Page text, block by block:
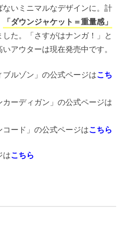
いミニマルなデザインに。計
「ダウンジャケット＝重量感」
した。「さすがはナンガ！」と
アウターは現在発売中です。
ブルゾン」の公式ページはこち
カーディガン」の公式ページは
コード」の公式ページはこちら
はこちら